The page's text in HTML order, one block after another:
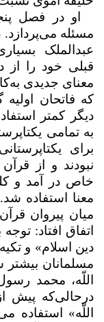
او در فصل
مسئله
عبدالملک
قبلی خود را
معنای جدیدی
که فاتحان اولیه
دیگر کمتر
به تمامی
برای
نبودند و از
خاص در آمد و
معنا استفاده
میان پیروان
اتفاق افتاد:
دین اسلام» و
مسلمانان بیشتر
اللّه، محمد
درحالی‌که پیش
اللّه» استفاده